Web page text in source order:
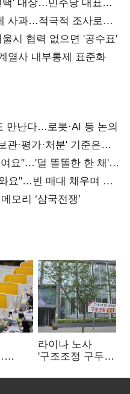
' 대상…민주당 대표로
사과…적극적 조사로
시 협력 없으면 '공수표'
열사 내부통제 표준화
만난다…로봇·AI 등 논의
·평가·처분' 기준은
요"…'덜 똘똘한 한 채'
요"…빈 매대 채우며 문
모리 ‘삼국전쟁’
행
라이나 노사
'구조조정 구두